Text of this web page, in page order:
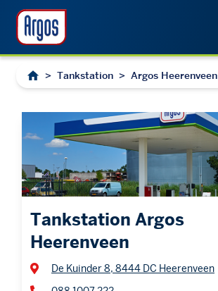
> Tankstation > Argos Heerenveen
Tankstation Argos
Heerenveen
De Kuinder 8, 8444 DC Heerenveen